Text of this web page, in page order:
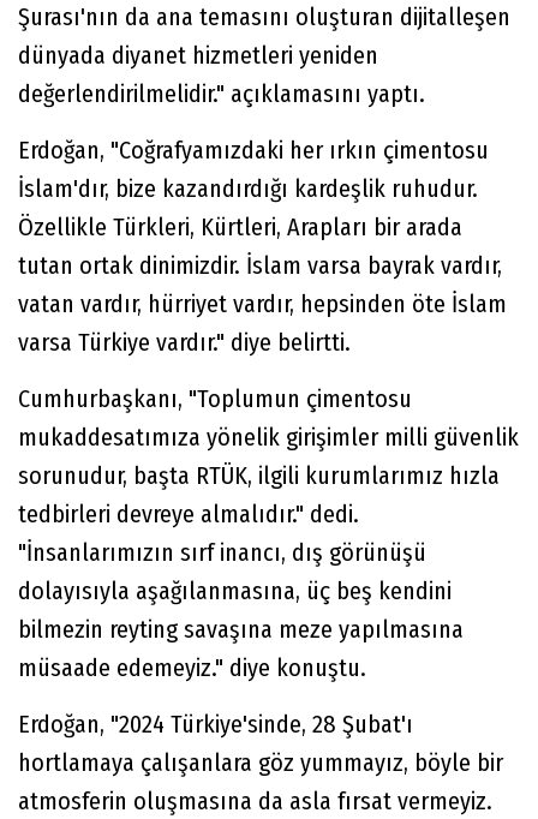
Şurası'nın da ana temasını oluşturan dijitalleşen
dünyada diyanet hizmetleri yeniden
değerlendirilmelidir." açıklamasını yaptı.
Erdoğan, "Coğrafyamızdaki her ırkın çimentosu
İslam'dır, bize kazandırdığı kardeşlik ruhudur.
Özellikle Türkleri, Kürtleri, Arapları bir arada
tutan ortak dinimizdir. İslam varsa bayrak vardır,
vatan vardır, hürriyet vardır, hepsinden öte İslam
varsa Türkiye vardır." diye belirtti.
Cumhurbaşkanı, "Toplumun çimentosu
mukaddesatımıza yönelik girişimler milli güvenlik
sorunudur, başta RTÜK, ilgili kurumlarımız hızla
tedbirleri devreye almalıdır." dedi.
"İnsanlarımızın sırf inancı, dış görünüşü
dolayısıyla aşağılanmasına, üç beş kendini
bilmezin reyting savaşına meze yapılmasına
müsaade edemeyiz." diye konuştu.
Erdoğan, "2024 Türkiye'sinde, 28 Şubat'ı
hortlamaya çalışanlara göz yummayız, böyle bir
atmosferin oluşmasına da asla fırsat vermeyiz.